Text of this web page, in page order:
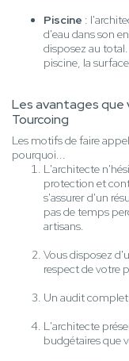
Piscine :
d'eau dans son
disposez au
piscine, la
Les avantages que
Tourcoing
Les motifs de faire
pourquoi...
L'architecte
protection et
s'assurer d'un
pas de temps
artisans.
Vous disposez
respect de votre
Un audit
L'architecte
budgétaires que